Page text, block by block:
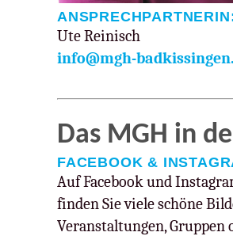
Ute Reinisch
info@mgh-
Das MGH in
FACEBOOK &
Auf Facebook und
finden Sie viele schöne
Veranstaltungen, Gruppen